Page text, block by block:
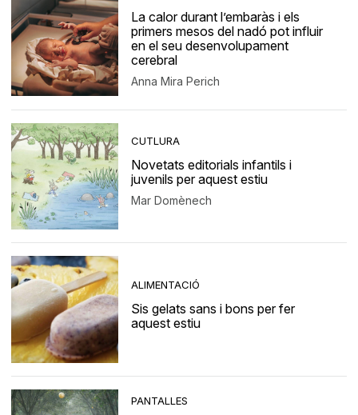
La calor durant l’embaràs i els
primers mesos del nadó pot influir
en el seu desenvolupament
cerebral
Anna Mira Perich
CUTLURA
Novetats editorials infantils i
juvenils per aquest estiu
Mar Domènech
ALIMENTACIÓ
Sis gelats sans i bons per fer
aquest estiu
PANTALLES